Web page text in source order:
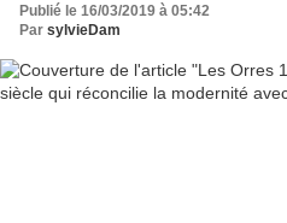
Publié le 16/03/2019 à 05:42
Par sylvieDam